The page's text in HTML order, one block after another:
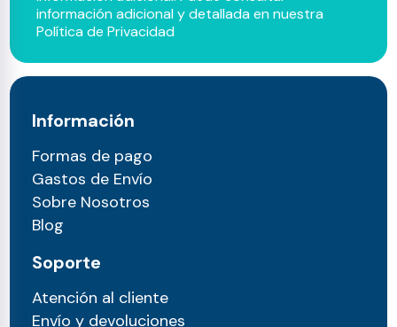
información adicional y detallada en nuestra
Política de Privacidad
Información
Formas de pago
Gastos de Envío
Sobre Nosotros
Blog
Soporte
Atención al cliente
Envío y devoluciones